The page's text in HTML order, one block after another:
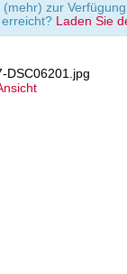
zur
Laden Sie